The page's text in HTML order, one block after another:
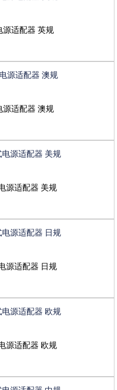
源适配器 英规
源适配器 澳规
源适配器 美规
源适配器 日规
源适配器 欧规